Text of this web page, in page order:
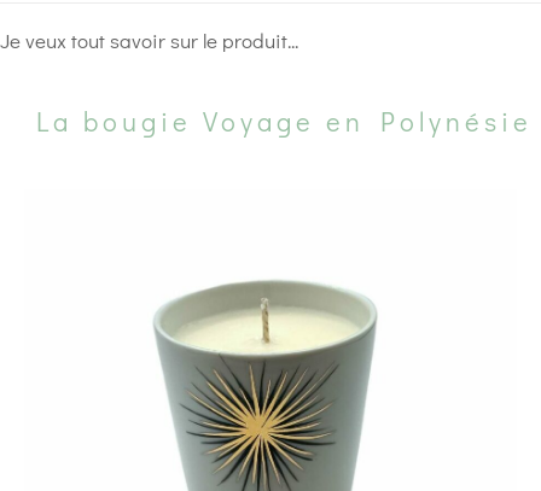
Je veux tout savoir sur le produit...
La bougie Voyage en Polynésie